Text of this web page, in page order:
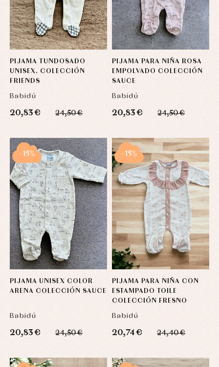
PIJAMA TUNDOSADO
UNISEX. COLECCIÓN
FRIENDS
Babidú
20,83 € 24,50 €
PIJAMA PARA NIÑA ROSA
EMPOLVADO COLECCIÓN
SAUCE
Babidú
20,83 € 24,50 €
PIJAMA UNISEX COLOR
ARENA COLECCIÓN SAUCE
Babidú
20,83 € 24,50 €
-15%
PIJAMA PARA NIÑA CON
ESTAMPADO TOILE
COLECCIÓN FRESNO
Babidú
20,74 € 24,40 €
-15%